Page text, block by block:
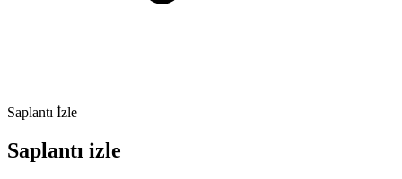
Saplantı İzle
Saplantı izle